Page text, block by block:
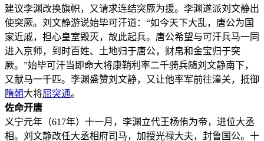
建议李渊改换旗帜，又请求连结突厥为援。李渊遂派刘文静出
使突厥。刘文静游说始毕可汗道：“如今天下大乱，唐公为国
家近戚，担心皇室毁灭，故此起兵。唐公希望与可汗兵马一同
进入京师，到时百姓、土地归于唐公，财帛和金宝归于突
厥。”始毕可汗当即命大将康鞘利率二千骑兵随刘文静南下，
又献马一千匹。李渊盛赞刘文静，又让他率军前往潼关，抵御
隋朝大将屈突通。
佐命开唐
义宁元年（617年）十一月，李渊立代王杨侑为帝，进位大丞
相。刘文静改任大丞相府司马，加授光禄大夫，封鲁国公。十